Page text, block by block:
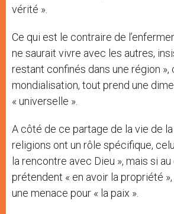
vérité ».
Ce qui est le contraire de
ne saurait vivre avec les autres,
restant confinés dans une région »,
mondialisation, tout prend une
« universelle ».
A côté de ce partage de la vie de
religions ont un rôle spécifique,
la rencontre avec Dieu », mais si
prétendent « en avoir la propriété
une menace pour « la paix ».